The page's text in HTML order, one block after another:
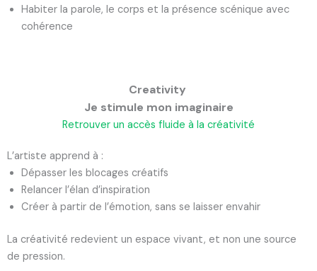
Habiter la parole, le corps et la présence scénique avec
cohérence
Creativity
Je stimule mon imaginaire
Retrouver un accès fluide à la créativité
L’artiste apprend à :
Dépasser les blocages créatifs
Relancer l’élan d’inspiration
Créer à partir de l’émotion, sans se laisser envahir
La créativité redevient un espace vivant, et non une source
de pression.